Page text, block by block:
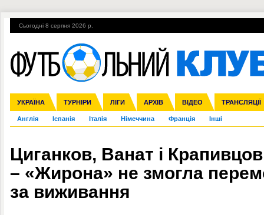
Сьогодні 8 серпня 2026 р.
УКРАЇНА ТУРНІРИ ЛІГИ АРХІВ ВІДЕО ТРАНСЛЯЦІЇ
Збірна Прем'єр-ліга Перша ліга Друга ліга Кубок України
Ліга чемпіонів Ліга Європи Міжнародні Ліга націй Ліга
Англія Іспанія Італія Німеччина Франція Інші
ЧС-2014 ЄВРО-2016 Росія Кубок конфедерацій ЧЄ-2015 (U-
Гарячі теми УПЛ, 2-й тур ВІЙНА УПЛ-ПЕРЕХОДИ
Циганков, Ванат і
– «Жирона» не змогла
за виживання